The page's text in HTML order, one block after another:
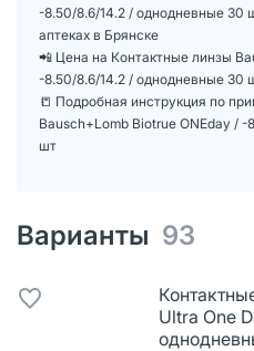
-8.50/8.6/14.2 / однодневные 30
аптеках в Брянске
📲 Цена на Контактные линзы
-8.50/8.6/14.2 / однодневные
📒 Подробная инструкция по
Bausch+Lomb Biotrue ONEday /
шт
Варианты 93
Ultra One